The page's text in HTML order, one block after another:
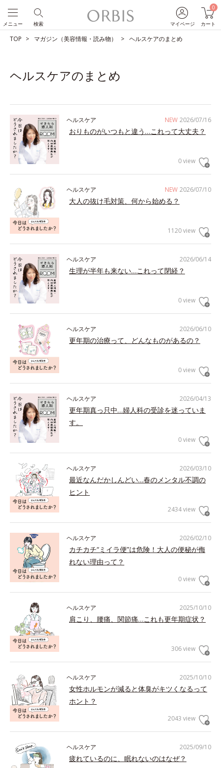
マイページ
0
カート
検索
メニュー
TOP マガジン（美容情報・読み物） ヘルスケアのまとめ
ヘルスケアのまとめ
NEW 2026/07/16
ヘルスケア
おりものがいつもと違う…これって大丈夫？
0 view
NEW 2026/07/10
ヘルスケア
大人の抜け毛対策、何から始める？
1120 view
2026/06/14
ヘルスケア
生理が半年も来ない…これって閉経？
0 view
2026/06/10
ヘルスケア
更年期の治療って、どんなものがあるの？
0 view
2026/04/13
ヘルスケア
更年期真っ只中…婦人科の受診を迷っていま
す。
0 view
2026/03/10
ヘルスケア
最近なんだかしんどい…春のメンタル不調の
ヒント
2434 view
2026/02/10
ヘルスケア
カチカチ“ミイラ便”は危険！大人の便秘が侮
れない理由って？
0 view
2025/10/10
ヘルスケア
肩こり、腰痛、関節痛…これも更年期症状？
306 view
2025/10/10
ヘルスケア
女性ホルモンが減ると体臭がキツくなるって
ホント？
2043 view
2025/09/10
ヘルスケア
疲れているのに、眠れないのはなぜ？